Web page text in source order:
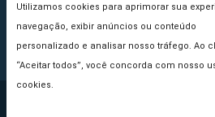
Utilizamos cookies para aprimorar sua
navegação, exibir anúncios ou conteúdo
personalizado e analisar nosso tráfego. Ao
“Aceitar todos”, você concorda com nosso
cookies.
Princípios Editoriais
Copyright © 2026 - Portal